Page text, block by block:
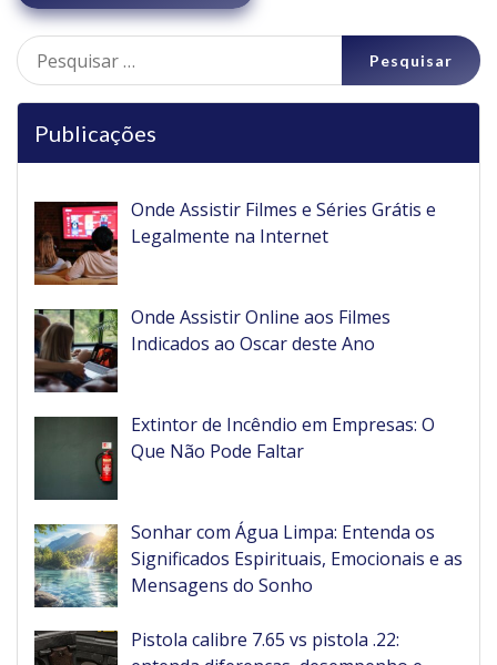
Pesquisar
por:
Publicações
Onde Assistir Filmes e Séries Grátis e
Legalmente na Internet
Onde Assistir Online aos Filmes
Indicados ao Oscar deste Ano
Extintor de Incêndio em Empresas: O
Que Não Pode Faltar
Sonhar com Água Limpa: Entenda os
Significados Espirituais, Emocionais e as
Mensagens do Sonho
Pistola calibre 7.65 vs pistola .22: